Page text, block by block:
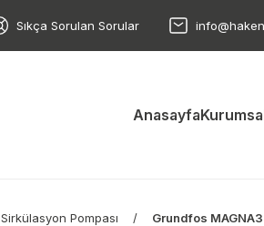
Sıkça Sorulan Sorular
Anasayfa
Sirkülasyon Pompası Grundfos